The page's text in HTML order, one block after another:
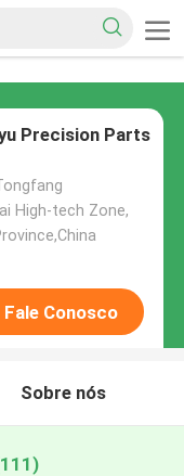
Precision Parts
High-tech Zone,
Fale Conosco
Sobre nós